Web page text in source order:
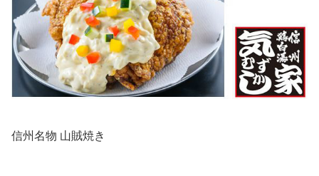
信州名物 山賊焼き